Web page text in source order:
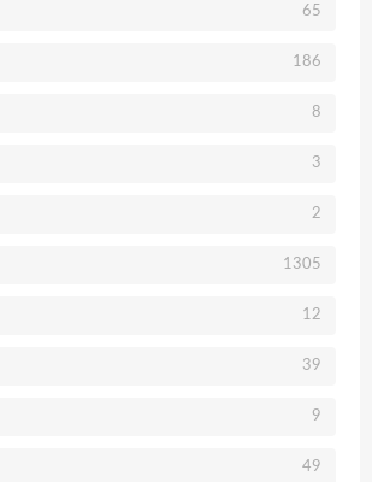
65
186
8
3
2
1305
12
39
9
49